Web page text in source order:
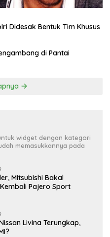
Didesak Bentuk Tim Khusus
di Pantai
widget dengan kategori
memasukkannya pada
Mitsubishi Bakal
Pajero Sport
Livina Terungkap,